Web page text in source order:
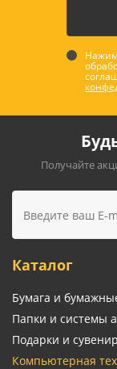
Получайте
Каталог
Бумага и
Папки и системы
Подарки и
Компьютерная